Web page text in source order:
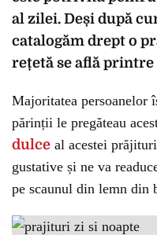
al zilei. Deși după
catalogăm drept o
rețetă se află
Majoritatea persoanelor
părinții le pregăteau
dulce al acestei
gustative și ne va
pe scaunul din lemn din